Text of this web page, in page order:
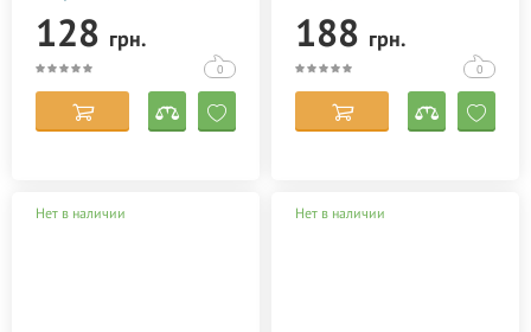
Premium Alginate Mask
100 г 543291
128 грн.
0
188 грн.
0
Нет в наличии Нет в наличии